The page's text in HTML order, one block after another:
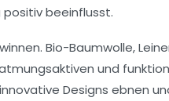
beeinflusst.
Bio-Baumwolle,
und
Designs ebnen